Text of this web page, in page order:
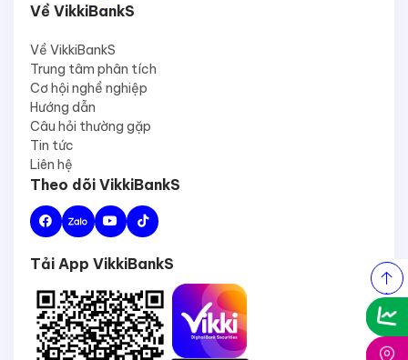
Về VikkiBankS
Về VikkiBankS
Trung tâm phân tích
Cơ hội nghề nghiệp
Hướng dẫn
Câu hỏi thường gặp
Tin tức
Liên hệ
Theo dõi VikkiBankS
Tải App VikkiBankS